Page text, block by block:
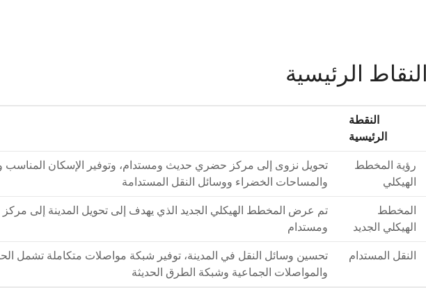
النقاط الرئيسية
النقطة
الرئيسية
رؤية المخطط
الهيكلي
تحويل نزوى إلى مركز حضري حديث ومستدام، وتوفير الإسكان المناسب
والمساحات الخضراء ووسائل النقل المستدامة
المخطط
الهيكلي الجديد
تم عرض المخطط الهيكلي الجديد الذي يهدف إلى تحويل المدينة إلى
ومستدام
النقل المستدام
تحسين وسائل النقل في المدينة، توفير شبكة مواصلات متكاملة تشمل
والمواصلات الجماعية وشبكة الطرق الحديثة